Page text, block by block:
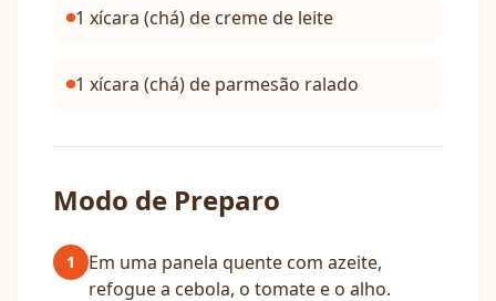
1 xícara (chá) de creme de leite
1 xícara (chá) de parmesão ralado
Modo de Preparo
1
Em uma panela quente com azeite,
refogue a cebola, o tomate e o alho.